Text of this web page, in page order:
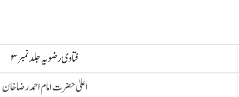
فتاوی رضویہ جلد نمبر ۳
اعلیٰ حضرت امام احمد رضا خان